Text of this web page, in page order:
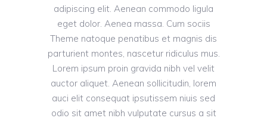
adipiscing elit. Aenean commodo ligula
eget dolor. Aenea massa. Cum sociis
Theme natoque penatibus et magnis dis
parturient montes, nascetur ridiculus mus.
Lorem ipsum proin gravida nibh vel velit
auctor aliquet. Aenean sollicitudin, lorem
auci elit consequat ipsutissem niuis sed
odio sit amet nibh vulputate cursus a sit